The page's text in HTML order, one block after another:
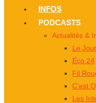
INFOS
PODCASTS
Actualités &
Le
Éco 24
Fil
C’est
Les